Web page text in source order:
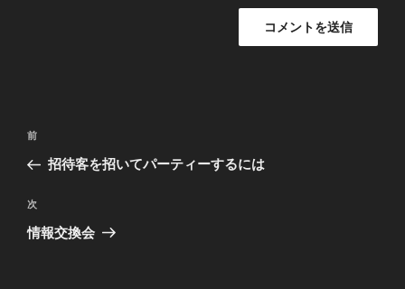
投
ナ
ビ
ゲ
前
の
稿
前
招待客を招いてパーティーするには
次
の
次
情報交換会